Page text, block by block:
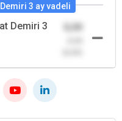
3 ay vadeli
Demiri 3